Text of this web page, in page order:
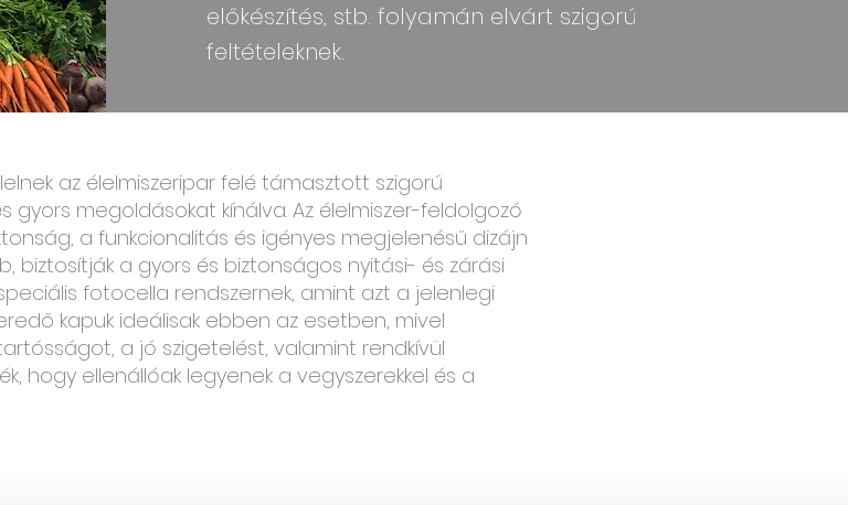
előkészítés, stb. folyamán elvárt szigorú
feltételeknek.
az élelmiszeripar felé támasztott szigorú
gyors megoldásokat kínálva. Az élelmiszer-feldolgozó
a funkcionalitás és igényes megjelenésű dizájn
biztosítják a gyors és biztonságos nyitási- és zárási
fotocella rendszernek, amint azt a jelenlegi
kapuk ideálisak ebben az esetben, mivel
a jó szigetelést, valamint rendkívül
hogy ellenállóak legyenek a vegyszerekkel és a